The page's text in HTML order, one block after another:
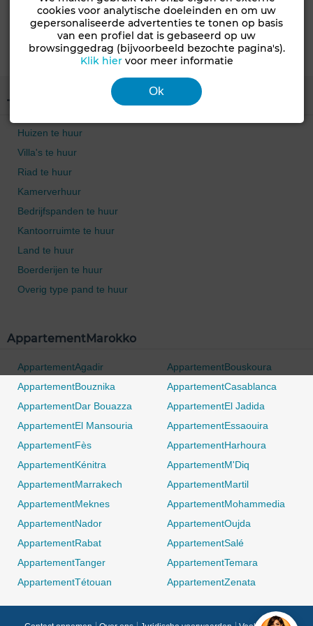
0 / 500
Type eigendom
Huizen te huur
Villa's te huur
Riad te huur
Kamerverhuur
Bedrijfspanden te huur
Kantoorruimte te huur
Land te huur
Boerderijen te huur
Overig type pand te huur
AppartementMarokko
AppartementAgadir
AppartementBouskoura
AppartementBouznika
AppartementCasablanca
AppartementDar Bouazza
AppartementEl Jadida
AppartementEl Mansouria
AppartementEssaouira
AppartementFès
AppartementHarhoura
AppartementKénitra
AppartementM'Diq
AppartementMarrakech
AppartementMartil
AppartementMeknes
AppartementMohammedia
AppartementNador
AppartementOujda
AppartementRabat
AppartementSalé
AppartementTanger
AppartementTemara
AppartementTétouan
AppartementZenata
cookies voor analytische doeleinden en om uw
gepersonaliseerde advertenties te tonen op basis
van een profiel dat is gebaseerd op uw
browsinggedrag (bijvoorbeeld bezochte pagina's).
Klik hiervoor meer informatie
Ok